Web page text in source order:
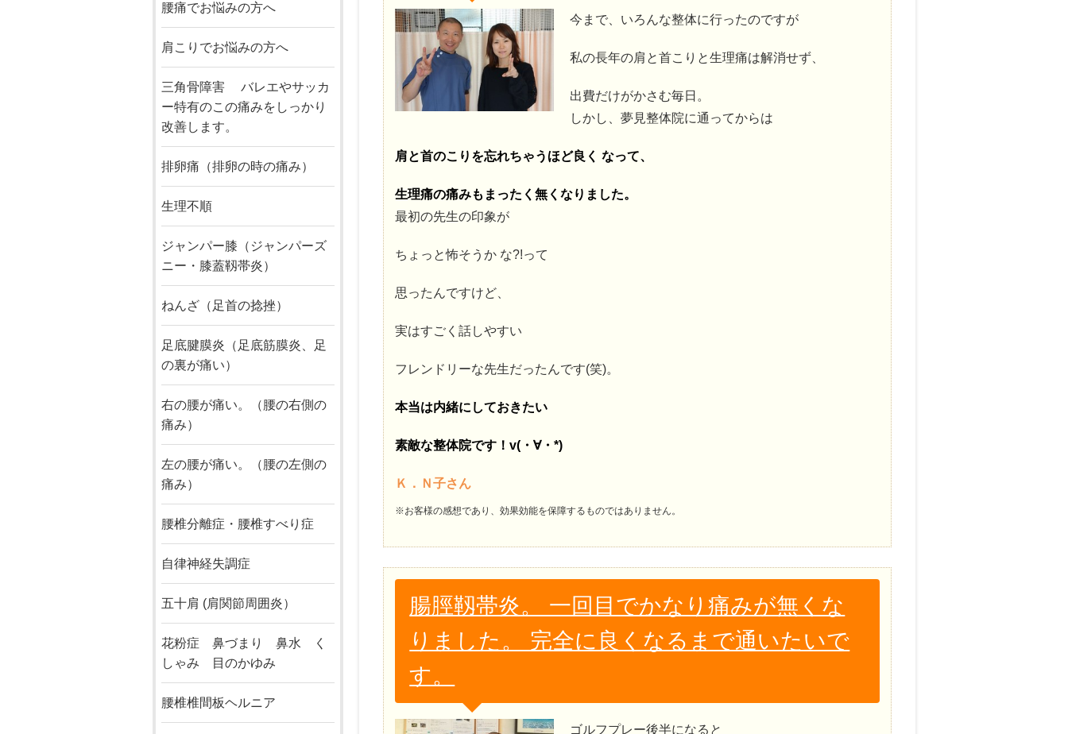
今まで、いろんな整体に行ったのですが
私の長年の肩と首こりと生理痛は解消せず、
出費だけがかさむ毎日。
しかし、夢見整体院に通ってからは
肩と首のこりを忘れちゃうほど良く なって、
生理痛の痛みもまったく無くなりました。
最初の先生の印象が
ちょっと怖そうか な?!って
思ったんですけど、
実はすごく話しやすい
フレンドリーな先生だったんです(笑)。
本当は内緒にしておきたい
素敵な整体院です！v(・∀・*)
Ｋ．Ｎ子さん
※お客様の感想であり、効果効能を保障するものではありません。
腸脛靱帯炎。 一回目でかなり痛みが無くな
りました。 完全に良くなるまで通いたいで
す。
ゴルフプレー後半になると
腰痛でお悩みの方へ
肩こりでお悩みの方へ
三角骨障害 バレエやサッカ
ー特有のこの痛みをしっかり
改善します。
排卵痛（排卵の時の痛み）
生理不順
ジャンパー膝（ジャンパーズ
ニー・膝蓋靱帯炎）
ねんざ（足首の捻挫）
足底腱膜炎（足底筋膜炎、足
の裏が痛い）
右の腰が痛い。（腰の右側の
痛み）
左の腰が痛い。（腰の左側の
痛み）
腰椎分離症・腰椎すべり症
自律神経失調症
五十肩 (肩関節周囲炎）
花粉症 鼻づまり 鼻水 く
しゃみ 目のかゆみ
腰椎椎間板ヘルニア